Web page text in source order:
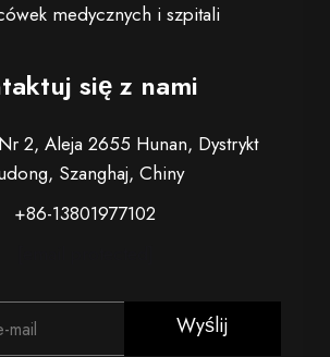
medycznych i szpitali
się z nami
2, Aleja 2655 Hunan, Dystrykt
Szanghaj, Chiny
+86-13801977102
Wyślij